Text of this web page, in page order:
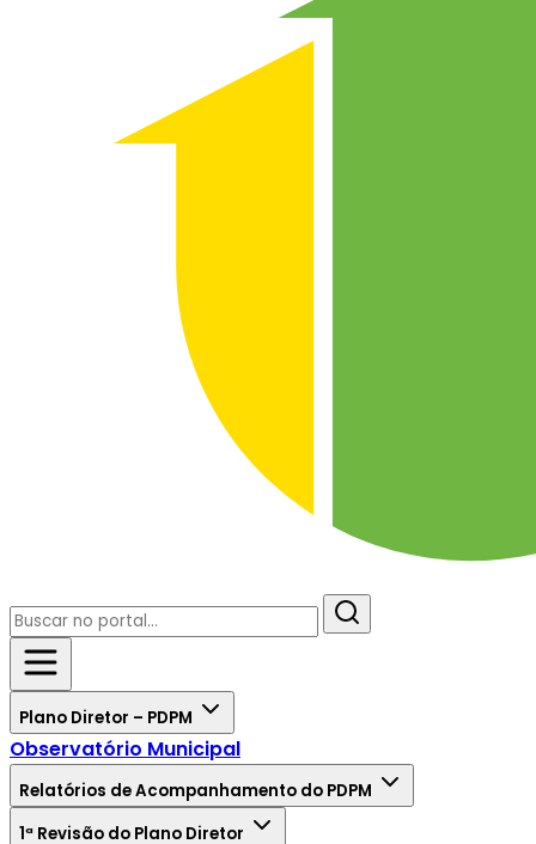
Plano Diretor – PDPM
Observatório Municipal
Relatórios de Acompanhamento do PDPM
1ª Revisão do Plano Diretor